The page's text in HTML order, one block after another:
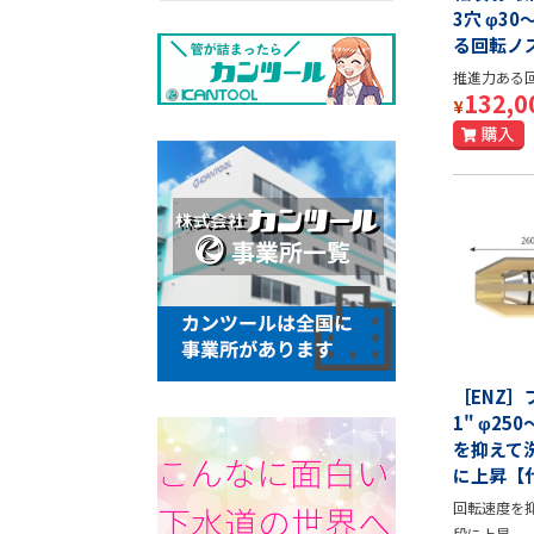
3穴 φ30
る回転ノ
推進力ある
¥
［ENZ
1" φ250
を抑えて
に上昇【
回転速度を